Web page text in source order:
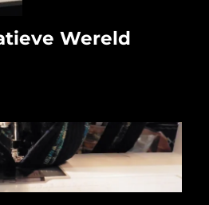
Wereld